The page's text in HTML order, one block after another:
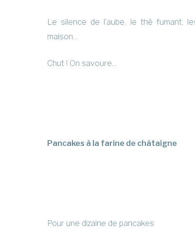
Le silence de l’aube, le thé fumant,
maison…
Chut ! On savoure…
Pancakes à la farine de châtaigne
Pour une dizaine de pancakes